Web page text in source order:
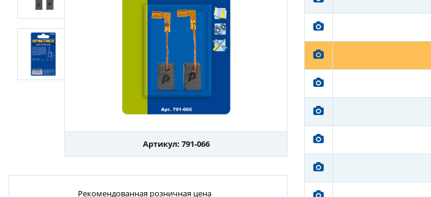
Артикул: 791-066
Рекомендованная розничная цена